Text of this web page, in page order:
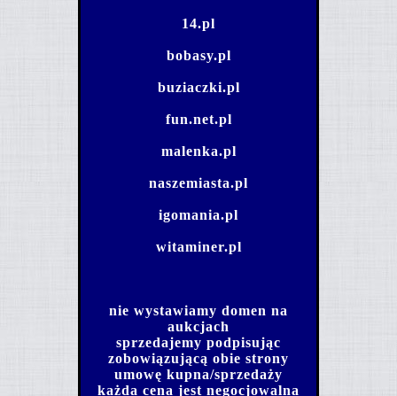
14.pl
bobasy.pl
buziaczki.pl
fun.net.pl
malenka.pl
naszemiasta.pl
igomania.pl
witaminer.pl
nie wystawiamy domen na
aukcjach
sprzedajemy podpisując
zobowiązującą obie strony
umowę kupna/sprzedaży
każda cena jest negocjowalna